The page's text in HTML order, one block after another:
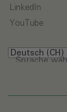
LinkedIn
YouTube
Sprache